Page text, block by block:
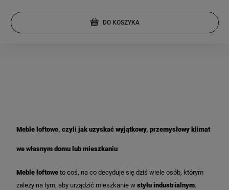
DO KOSZYKA
Meble loftowe, czyli jak uzyskać wyjątkowy, przemysłowy klimat
we własnym domu lub mieszkaniu
Meble loftowe to coś, na co decyduje się dziś wiele osób, którym
zależy na tym, aby urządzić mieszkanie w stylu industrialnym.